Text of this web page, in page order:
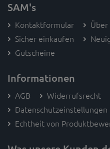
SAM's
Kontaktformular Über
Sicher einkaufen
Gutscheine
Informationen
AGB Widerrufsrecht
Datenschutzeinstellungen
Echtheit von